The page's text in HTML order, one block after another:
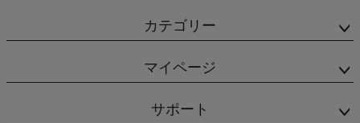
カテゴリー
マイページ
サポート